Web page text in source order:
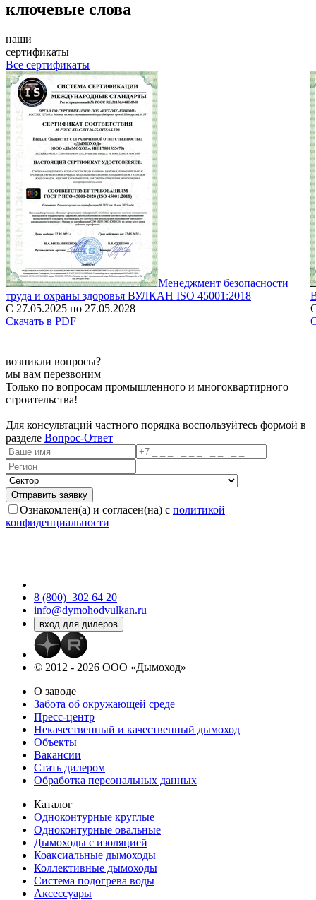
ключевые слова
наши
сертификаты
Все сертификаты
Менеджмент безопасности
труда и охраны здоровья ВУЛКАН ISO 45001:2018
С 27.05.2025 по 27.05.2028
Скачать в PDF
возникли вопросы?
мы вам перезвоним
Только по вопросам промышленного и многоквартирного
строительства!
Для консультаций частного порядка воспользуйтесь формой в
разделе Вопрос-Ответ
Ознакомлен(а) и согласен(на) с политикой
конфиденциальности
8 (800) 302 64 20
info@dymohodvulkan.ru
© 2012 - 2026 ООО «Дымоход»
О заводе
Забота об окружающей среде
Пресс-центр
Некачественный и качественный дымоход
Объекты
Вакансии
Стать дилером
Обработка персональных данных
Каталог
Одноконтурные круглые
Одноконтурные овальные
Дымоходы с изоляцией
Коаксиальные дымоходы
Коллективные дымоходы
Система подогрева воды
Аксессуары